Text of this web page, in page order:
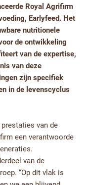
Royal Agrifirm
Earlyfeed. Het
nutritionele
de ontwikkeling
van de expertise,
van deze
zijn specifiek
in de levenscyclus
van de
een verantwoorde
van de
“Op dit vlak is